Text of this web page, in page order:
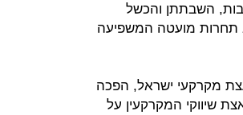
השבתתן והכשל
תחרות מועטה המשפיעה
מקרקעי ישראל, הפכה
שיווקי המקרקעין על